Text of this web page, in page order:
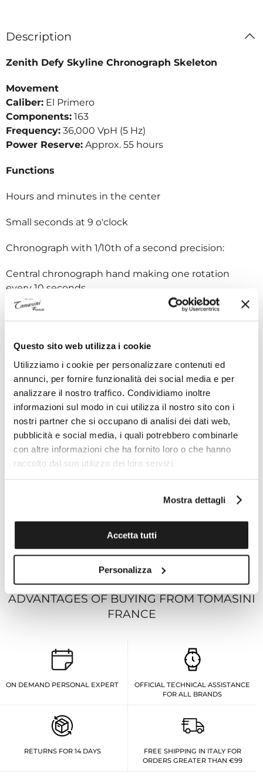
Questo sito web utilizza i cookie
Utilizziamo i cookie per personalizzare contenuti ed
annunci, per fornire funzionalità dei social media e per
analizzare il nostro traffico. Condividiamo inoltre
informazioni sul modo in cui utilizza il nostro sito con i
nostri partner che si occupano di analisi dei dati web,
pubblicità e social media, i quali potrebbero combinarle
con altre informazioni che ha fornito loro o che hanno
raccolto dal suo utilizzo dei loro servizi.
Mostra dettagli
Accetta tutti
Personalizza
Description
Zenith Defy Skyline Chronograph Skeleton
Movement
Caliber: El Primero
Components: 163
Frequency: 36,000 VpH (5 Hz)
Power Reserve: Approx. 55 hours
Functions
Hours and minutes in the center
Small seconds at 9 o'clock
Chronograph with 1/10th of a second precision:
Central chronograph hand making one rotation
every 10 seconds
60-minute counter at 6 o'clock
Case
Material: Stainless steel
Diameter:42.00 mm
Water Resistance:10 ATM
Dial
Black skeleton dial
Technical specifications
ADVANTAGES OF BUYING FROM TOMASINI
FRANCE
ON DEMAND PERSONAL EXPERT
OFFICIAL TECHNICAL ASSISTANCE
FOR ALL BRANDS
RETURNS FOR 14 DAYS
FREE SHIPPING IN ITALY FOR
ORDERS GREATER THAN €99